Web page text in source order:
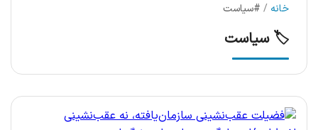
خانه / #سیاست
🏷️ سیاست